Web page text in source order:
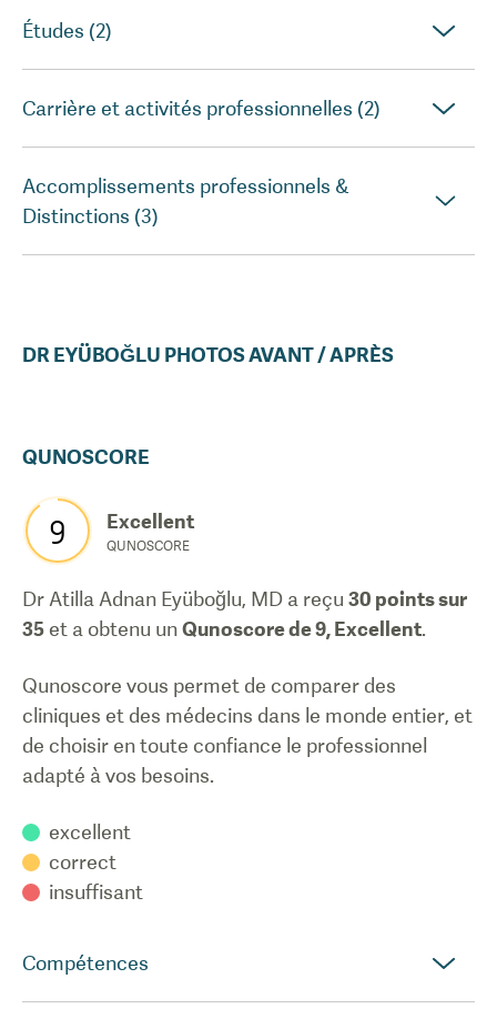
Études (2)
Carrière et activités professionnelles (2)
Accomplissements professionnels &
Distinctions (3)
DR EYÜBOĞLU PHOTOS AVANT / APRÈS
QUNOSCORE
9 Excellent
QUNOSCORE
Dr Atilla Adnan Eyüboğlu, MD a reçu 30 points sur
35 et a obtenu unQunoscore de9,Excellent.
Qunoscore vous permet de comparer des
cliniques et des médecins dans le monde entier, et
de choisir en toute confiance le professionnel
adapté à vos besoins.
excellent
correct
insuffisant
Compétences